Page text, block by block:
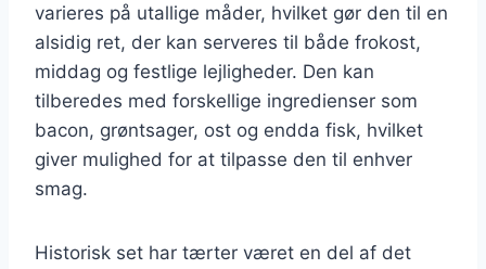
varieres på utallige måder, hvilket gør den til en
alsidig ret, der kan serveres til både frokost,
middag og festlige lejligheder. Den kan
tilberedes med forskellige ingredienser som
bacon, grøntsager, ost og endda fisk, hvilket
giver mulighed for at tilpasse den til enhver
smag.
Historisk set har tærter været en del af det